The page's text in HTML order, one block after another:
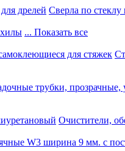
дрелей Сверла по стеклу
... Показать все
для стяжек
трубки, прозрачные,
Очистители,
W3 ширина 9 мм. с